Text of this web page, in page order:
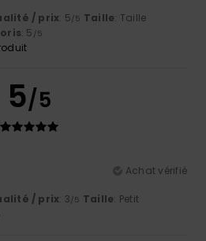
/ prix: 5/5 Taille: Taille
: 5 /5
5/5
Achat vérifié
/ prix: 3/5 Taille: Petit